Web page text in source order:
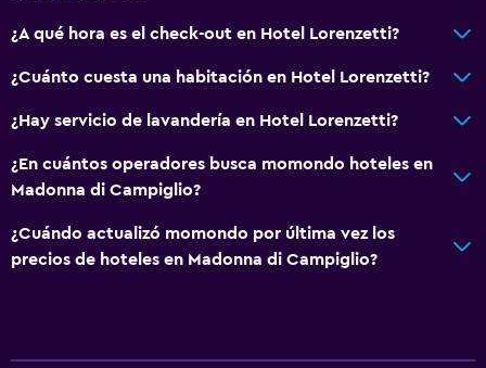
¿A qué hora es el check-out en Hotel Lorenzetti?
¿Cuánto cuesta una habitación en Hotel Lorenzetti?
¿Hay servicio de lavandería en Hotel Lorenzetti?
¿En cuántos operadores busca momondo hoteles en
Madonna di Campiglio?
¿Cuándo actualizó momondo por última vez los
precios de hoteles en Madonna di Campiglio?